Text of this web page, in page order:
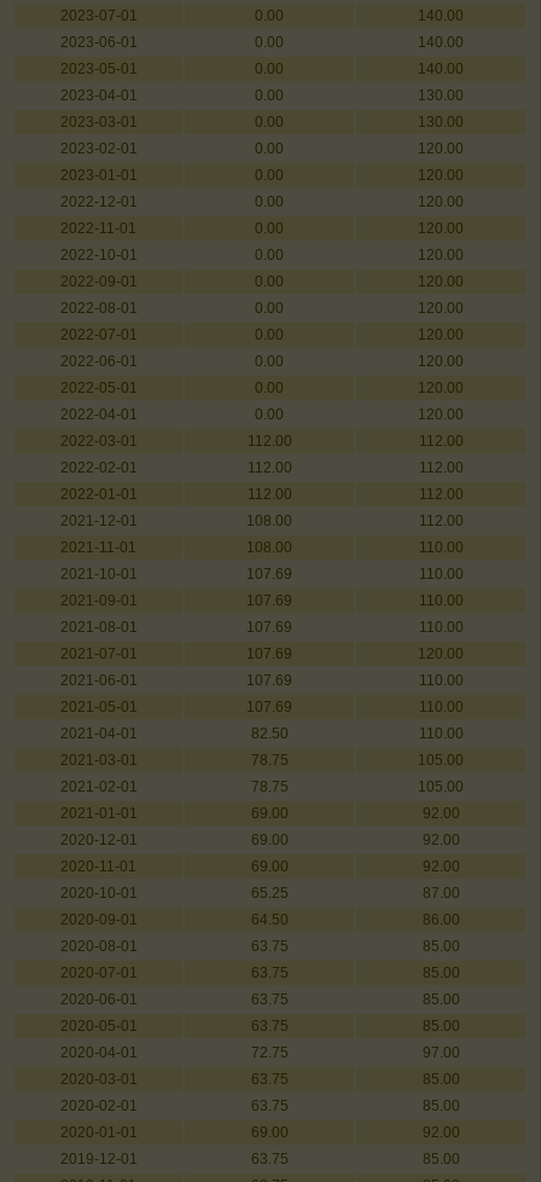
2023-07-01
0.00
140.00
2023-06-01
0.00
140.00
2023-05-01
0.00
140.00
2023-04-01
0.00
130.00
2023-03-01
0.00
130.00
2023-02-01
0.00
120.00
2023-01-01
0.00
120.00
2022-12-01
0.00
120.00
2022-11-01
0.00
120.00
2022-10-01
0.00
120.00
2022-09-01
0.00
120.00
2022-08-01
0.00
120.00
2022-07-01
0.00
120.00
2022-06-01
0.00
120.00
2022-05-01
0.00
120.00
2022-04-01
0.00
120.00
2022-03-01
112.00
112.00
2022-02-01
112.00
112.00
2022-01-01
112.00
112.00
2021-12-01
108.00
112.00
2021-11-01
108.00
110.00
2021-10-01
107.69
110.00
2021-09-01
107.69
110.00
2021-08-01
107.69
110.00
2021-07-01
107.69
120.00
2021-06-01
107.69
110.00
2021-05-01
107.69
110.00
2021-04-01
82.50
110.00
2021-03-01
78.75
105.00
2021-02-01
78.75
105.00
2021-01-01
69.00
92.00
2020-12-01
69.00
92.00
2020-11-01
69.00
92.00
2020-10-01
65.25
87.00
2020-09-01
64.50
86.00
2020-08-01
63.75
85.00
2020-07-01
63.75
85.00
2020-06-01
63.75
85.00
2020-05-01
63.75
85.00
2020-04-01
72.75
97.00
2020-03-01
63.75
85.00
2020-02-01
63.75
85.00
2020-01-01
69.00
92.00
2019-12-01
63.75
85.00